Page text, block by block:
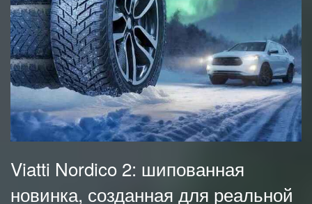
Viatti Nordico 2: шипованная
новинка, созданная для реальной